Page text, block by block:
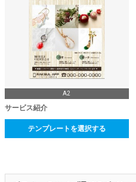
A2
サービス紹介
テンプレートを選択する